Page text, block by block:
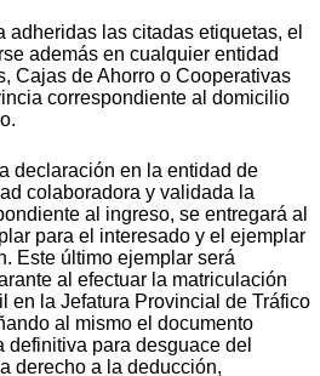
adheridas las citadas etiquetas, el
además en cualquier entidad
Cajas de Ahorro o Cooperativas
correspondiente al domicilio
declaración en la entidad de
colaboradora y validada la
al ingreso, se entregará al
para el interesado y el ejemplar
Este último ejemplar será
al efectuar la matriculación
en la Jefatura Provincial de Tráfico
al mismo el documento
definitiva para desguace del
derecho a la deducción,